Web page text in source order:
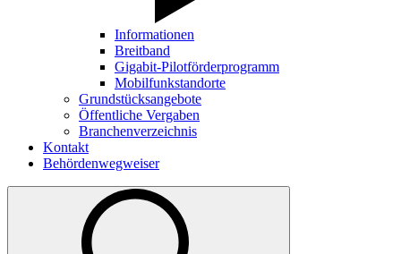
Informationen
Breitband
Gigabit-Pilotförderprogramm
Mobilfunkstandorte
Grundstücksangebote
Öffentliche Vergaben
Branchenverzeichnis
Kontakt
Behördenwegweiser